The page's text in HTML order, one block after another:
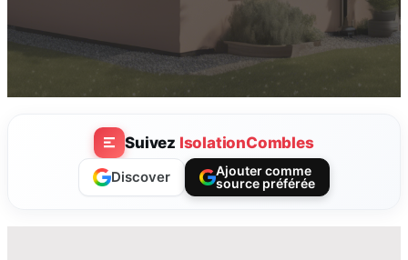
Suivez IsolationCombles
Discover
Ajouter comme
source préférée